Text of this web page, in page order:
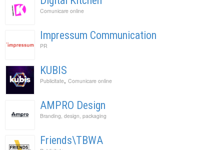
Comunicare online
Impressum Communication
PR
KUBIS
Publicitate, Comunicare online
AMPRO Design
Branding, design, packaging
Friends\TBWA